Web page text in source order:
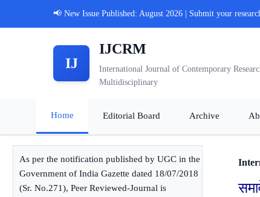
📢 New Issue Published: August 2026 | Submit your
IJ
IJCRM
International Journal of Contemporary
Multidisciplinary
Home Editorial Board Archive
As per the notification published by UGC in the
Government of India Gazette dated 18/07/2018
(Sr. No.271), Peer Reviewed-Journal is